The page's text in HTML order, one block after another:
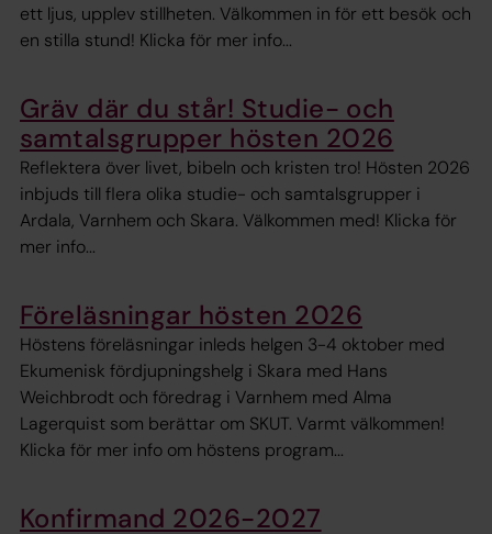
ett ljus, upplev stillheten. Välkommen in för ett besök och
en stilla stund! Klicka för mer info...
Gräv där du står! Studie- och
samtalsgrupper hösten 2026
Reflektera över livet, bibeln och kristen tro! Hösten 2026
inbjuds till flera olika studie- och samtalsgrupper i
Ardala, Varnhem och Skara. Välkommen med! Klicka för
mer info...
Föreläsningar hösten 2026
Höstens föreläsningar inleds helgen 3-4 oktober med
Ekumenisk fördjupningshelg i Skara med Hans
Weichbrodt och föredrag i Varnhem med Alma
Lagerquist som berättar om SKUT. Varmt välkommen!
Klicka för mer info om höstens program...
Konfirmand 2026-2027